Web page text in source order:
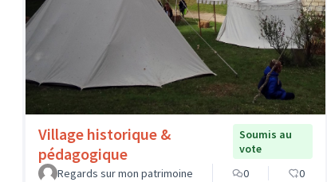
Village historique &
pédagogique
Soumis au
vote
Regards sur mon patrimoine
0 0